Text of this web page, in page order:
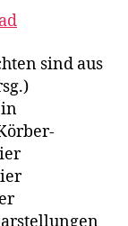
sind aus